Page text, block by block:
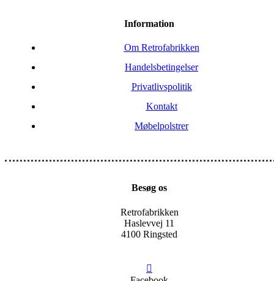
Information
Om Retrofabrikken
Handelsbetingelser
Privatlivspolitik
Kontakt
Møbelpolstrer
Besøg os
Retrofabrikken
Haslevvej 11
4100 Ringsted